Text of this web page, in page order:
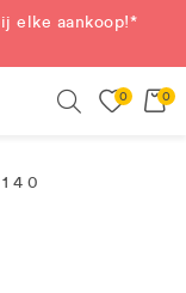
elke aankoop!*
0 0